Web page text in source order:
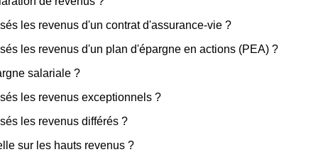
les revenus d'un contrat d'assurance-vie ?
les revenus d'un plan d'épargne en actions (PEA) ?
salariale ?
les revenus exceptionnels ?
les revenus différés ?
sur les hauts revenus ?